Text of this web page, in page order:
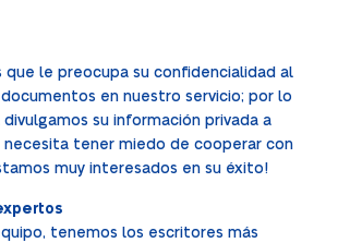
que le preocupa su confidencialidad al
en nuestro servicio; por lo
su información privada a
necesita tener miedo de cooperar con
muy interesados en su éxito!
tenemos los escritores más